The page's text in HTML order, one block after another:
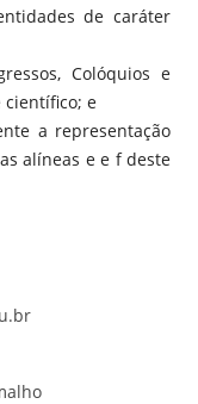
de caráter
Colóquios e
e
a representação
alíneas e e f deste